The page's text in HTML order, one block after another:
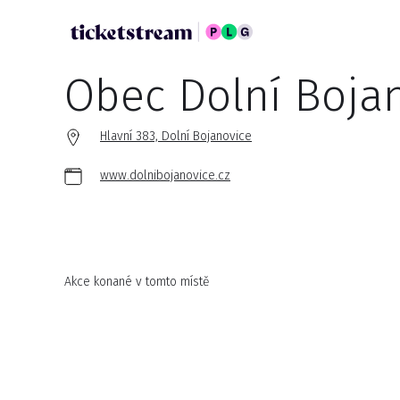
Obec Dolní
Hlavní 383, Dolní Bojanovice
www.dolnibojanovice.cz
Akce konané v tomto místě